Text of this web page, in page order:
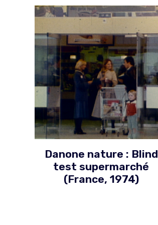
Danone nature : Blind
test supermarché
(France, 1974)